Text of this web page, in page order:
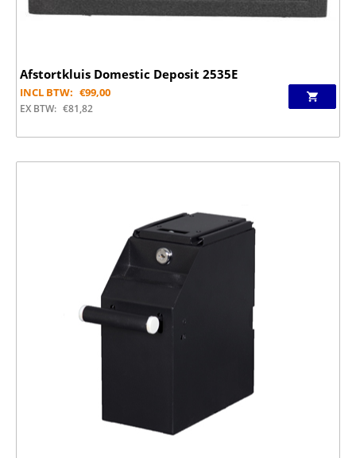
Afstortkluis Domestic Deposit 2535E
INCL BTW: €99,00
EX BTW: €81,82